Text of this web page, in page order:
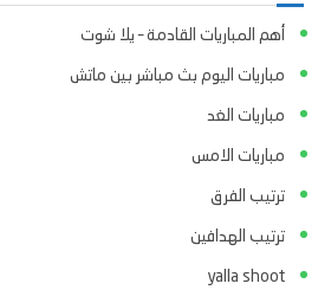
أهم المباريات القادمة – يلا شوت
مباريات اليوم بث مباشر بين ماتش
مباريات الغد
مباريات الامس
ترتيب الفرق
ترتيب الهدافين
yalla shoot